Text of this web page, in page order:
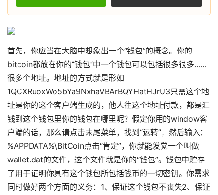
首先，你应当在大脑中想象出一个“钱包”的概念。你的
bitcoin都放在你的“钱包”中一个钱包可以包括很多很多……
很多个地址。地址的方式就是形如
1QCXRuoxWo5bYa9NxhaVBArBQYHatHJrU3只需这个地
址是你的这个客户端生成的，他人往这个地址付款，都是汇
钱到这个钱包里你的钱包在哪里呢？假定你用的window客
户端的话，那么请点击末尾菜单，找到“运转”，然后输入：
%APPDATA%\BitCoin点击“肯定”，你就能发觉一个叫做
wallet.dat的文件，这个文件就是你的“钱包”。钱包中贮存
了用于证明你具有这个钱包所包括钱币的一切密钥。你需求
同时做好两个方面的义务：1、保证这个钱包不丧失2、保证